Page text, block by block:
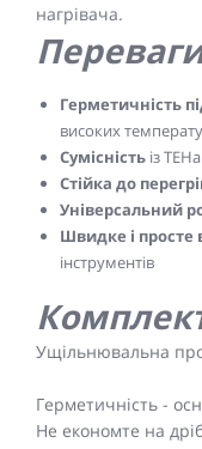
нагрівача.
Герметичність
високих
Сумісність із
Стійка до
Універсальний
Швидке і просте
інструментів
Ущільнювальна
Герметичність -
Не економте на